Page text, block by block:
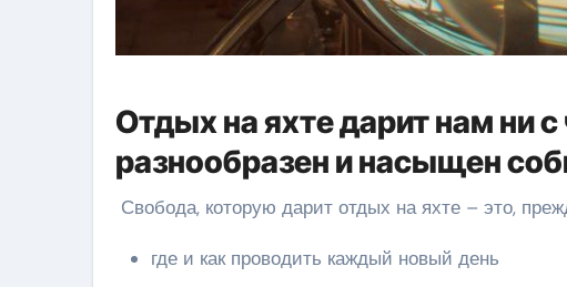
Отдых на яхте дарит нам ни
разнообразен и насыщен
Свобода, которую дарит отдых на яхте – это,
где и как проводить каждый новый день